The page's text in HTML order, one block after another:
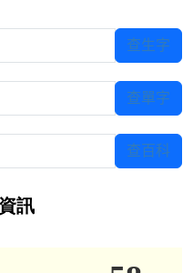
查生字
查單字
查百科